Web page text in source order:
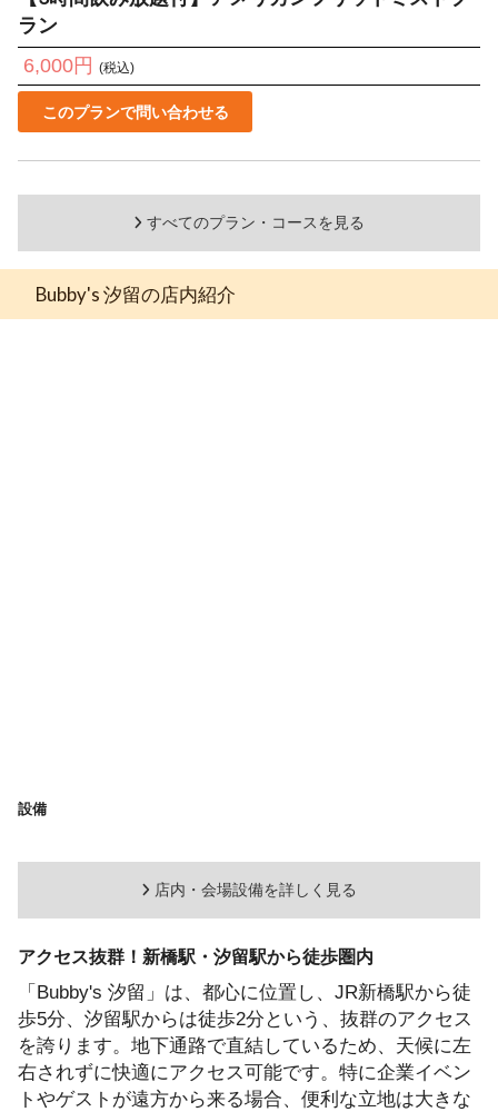
ラン
6,000円 (税込)
このプランで問い合わせる
すべてのプラン・コースを見る
Bubby's 汐留の店内紹介
設備
店内・会場設備を詳しく見る
アクセス抜群！新橋駅・汐留駅から徒歩圏内
「Bubby's 汐留」は、都心に位置し、JR新橋駅から徒
歩5分、汐留駅からは徒歩2分という、抜群のアクセス
を誇ります。地下通路で直結しているため、天候に左
右されずに快適にアクセス可能です。特に企業イベン
トやゲストが遠方から来る場合、便利な立地は大きな